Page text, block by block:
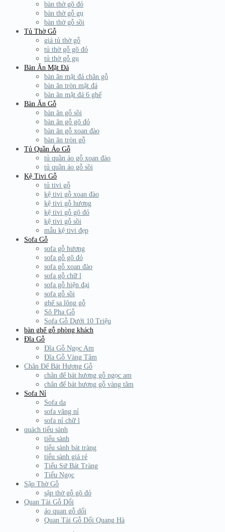
bàn thờ gõ đỏ
bàn thờ gỗ gụ
bàn thờ gỗ sồi
Tủ Thờ Gỗ
giá tủ thờ gỗ
tủ thờ gỗ gõ đỏ
tủ thờ gỗ gụ
Bàn Ăn Mặt Đá
bàn ăn mặt đá chân gỗ
bàn ăn tròn mặt đá
bàn ăn mặt đá 6 ghế
Bàn Ăn Gỗ
bàn ăn gỗ sồi
bàn ăn gỗ gõ đỏ
bàn ăn gỗ xoan đào
bàn ăn tròn gỗ
Tủ Quần Áo Gỗ
tủ quần áo gỗ xoan đào
tủ quần áo gỗ sồi
Kệ Tivi Gỗ
tủ tivi gỗ
kệ tivi gỗ xoan đào
kệ tivi gỗ hương
kệ tivi gỗ gõ đỏ
kệ tivi gỗ sồi
mẫu kệ tivi đẹp
Sofa Gỗ
sofa gỗ hương
sofa gỗ gõ đỏ
sofa gỗ xoan đào
sofa gỗ chữ l
sofa gỗ hiện đại
sofa gỗ sồi
ghế sa lông gỗ
Sô Pha Gỗ
Sofa Gỗ Dưới 10 Triệu
bàn ghế gỗ phòng khách
Đĩa Gỗ
Đĩa Gỗ Ngọc Am
Đĩa Gỗ Vàng Tâm
Chân Đế Bát Hương Gỗ
chân đế bát hương gỗ ngọc am
chân đế bát hương gỗ vàng tâm
Sofa Nỉ
Sofa da
sofa văng nỉ
sofa nỉ chữ l
quách tiểu sành
tiểu sành
tiểu sành bát tràng
tiểu sành giá rẻ
Tiểu Sứ Bát Tràng
Tiểu Ngọc
Sập Thờ Gỗ
sập thờ gỗ gõ đỏ
Quan Tài Gỗ Dổi
áo quan gỗ dổi
Quan Tài Gỗ Dổi Quang Hà